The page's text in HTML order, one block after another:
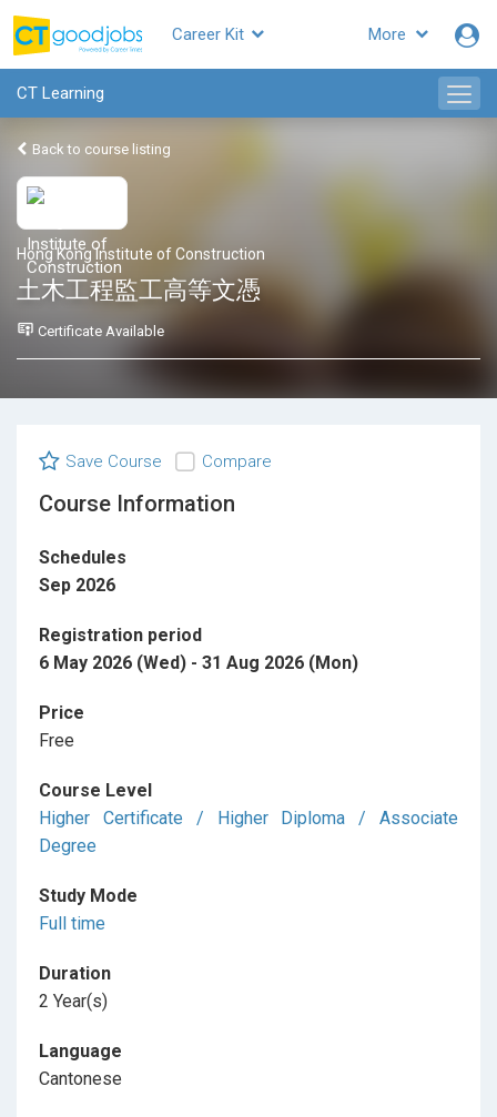
More
Career Kit
CT Learning
Back to course listing
Hong Kong Institute of Construction
土木工程監工高等文憑
Certificate Available
Save Course Compare
Course Information
Schedules
Sep 2026
Registration period
6 May 2026 (Wed) - 31 Aug 2026 (Mon)
Price
Free
Course Level
Higher Certificate / Higher Diploma / Associate
Degree
Study Mode
Full time
Duration
2 Year(s)
Language
Cantonese